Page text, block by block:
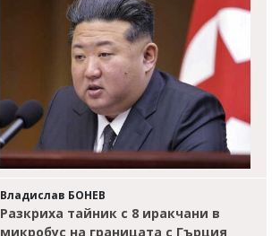
Владислав БОНЕВ
Разкриха тайник с 8 иракчани в
микробус на границата с Гърция